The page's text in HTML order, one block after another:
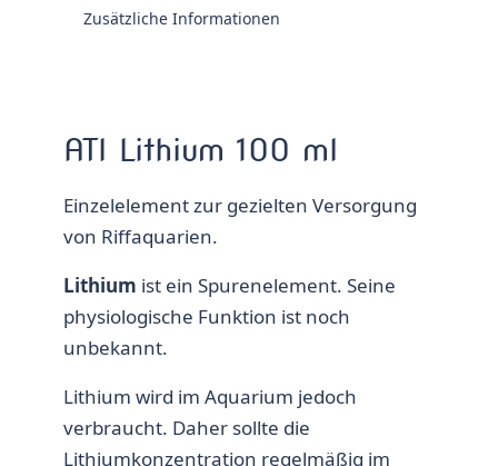
Zusätzliche Informationen
ATI Lithium 100 ml
Einzelelement zur gezielten Versorgung
von Riffaquarien.
Lithium ist ein Spurenelement. Seine
physiologische Funktion ist noch
unbekannt.
Lithium wird im Aquarium jedoch
verbraucht. Daher sollte die
Lithiumkonzentration regelmäßig im